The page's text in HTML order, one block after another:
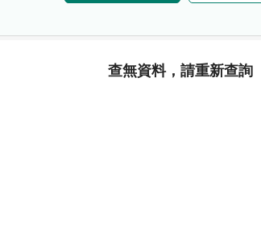
查無資料，請重新查詢